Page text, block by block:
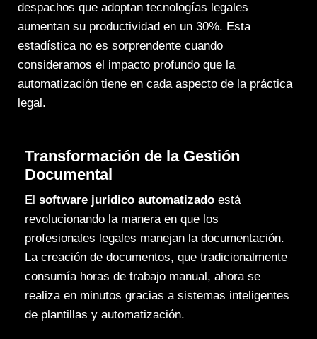
despachos que adoptan tecnologías legales
aumentan su productividad en un 30%. Esta
estadística no es sorprendente cuando
consideramos el impacto profundo que la
automatización tiene en cada aspecto de la práctica
legal.
Transformación de la Gestión
Documental
El software jurídico automatizado está
revolucionando la manera en que los
profesionales legales manejan la documentación.
La creación de documentos, que tradicionalmente
consumía horas de trabajo manual, ahora se
realiza en minutos gracias a sistemas inteligentes
de plantillas y automatización.